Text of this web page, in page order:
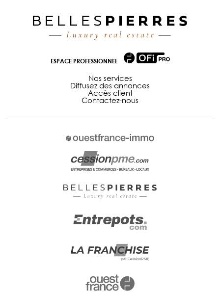
ESPACE PROFESSIONNEL
Nos services
Diffusez des annonces
Accès client
Contactez-nous